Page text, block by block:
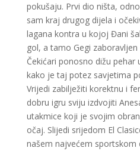
pokušaju. Prvi dio ništa,
sam kraj drugog dijela i
lagana kontra u kojoj Đani
gol, a tamo Gegi
Čekićari ponosno dižu pehar
kako je taj potez savjetima
Vrijedi zabilježiti korektnu i
dobru igru sviju izdvojiti
utakmice koji je svojim
očaj. Slijedi srijedom El
našem najvećem sportskom